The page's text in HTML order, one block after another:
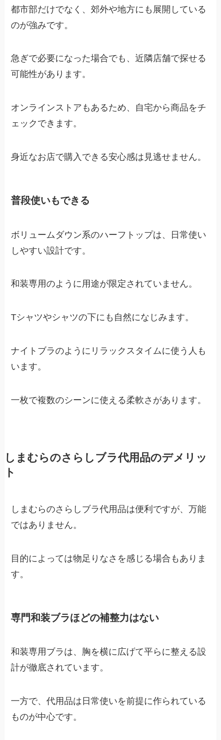
都市部だけでなく、郊外や地方にも展開している
のが強みです。
急ぎで必要になった場合でも、近隣店舗で探せる
可能性があります。
オンラインストアもあるため、自宅から商品をチ
ェックできます。
身近なお店で購入できる安心感は見逃せません。
普段使いもできる
ボリュームダウン系のハーフトップは、日常使い
しやすい設計です。
和装専用のように用途が限定されていません。
Tシャツやシャツの下にも自然になじみます。
ナイトブラのようにリラックスタイムに使う人も
います。
一枚で複数のシーンに使える柔軟さがあります。
しまむらのさらしブラ代用品のデメリッ
ト
しまむらのさらしブラ代用品は便利ですが、万能
ではありません。
目的によっては物足りなさを感じる場合もありま
す。
専門和装ブラほどの補整力はない
和装専用ブラは、胸を横に広げて平らに整える設
計が徹底されています。
一方で、代用品は日常使いを前提に作られている
ものが中心です。